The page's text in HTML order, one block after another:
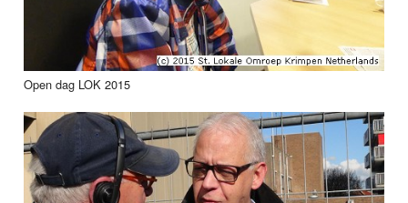
Open dag LOK 2015